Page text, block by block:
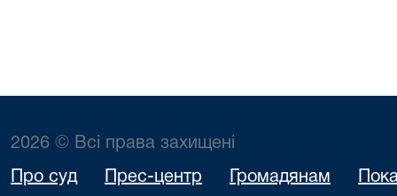
2026 © Всі права захищені
Про суд Прес-центр Громадянам